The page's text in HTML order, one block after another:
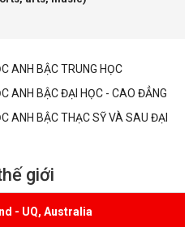
ANH BẬC TRUNG HỌC
ANH BẬC ĐẠI HỌC - CAO ĐẲNG
ANH BẬC THẠC SỸ VÀ SAU ĐẠI
giới
- UQ, Australia